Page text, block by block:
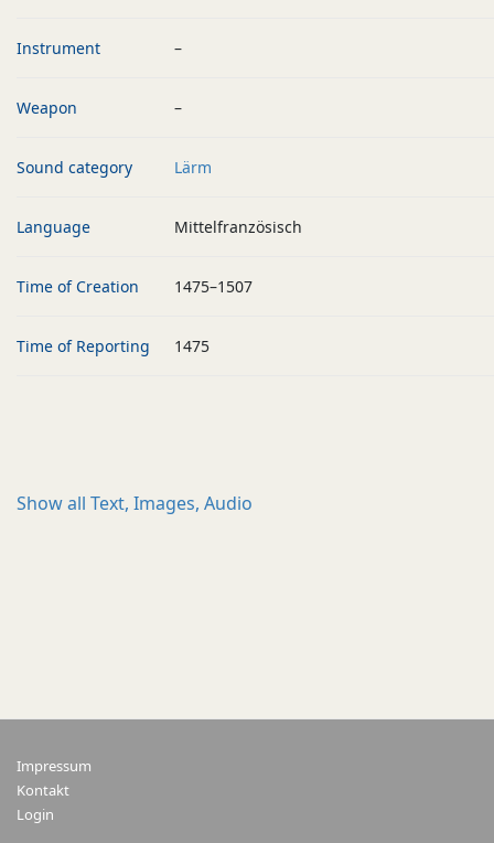
Instrument –
Weapon –
Sound category Lärm
Language Mittelfranzösisch
Time of Creation 1475–1507
Time of Reporting 1475
Show all Text, Images, Audio
Impressum
Kontakt
Login